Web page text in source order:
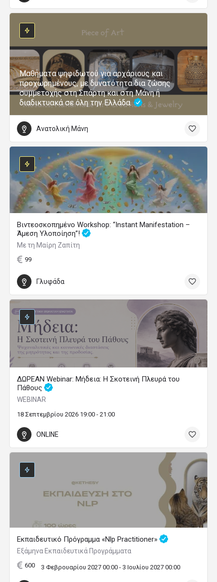
Μαθήματα ψηφιδωτού για αρχάριους και
προχωρημένους, με δυνατότητα δια ζώσης
συμμετοχής στη Σπάρτη και στη Μάνη ή
διαδικτυακά σε όλη την Ελλάδα.
Ανατολική Μάνη
Βιντεοσκοπημένο Workshop: “Instant Manifestation –
Άμεση Υλοποίηση”!
Με τη Μαίρη Ζαπίτη
99
Γλυφάδα
ΔΩΡΕΑΝ Webinar: Μήδεια: Η Σκοτεινή Πλευρά του
Πάθους
WEBINAR
18 Σεπτεμβρίου 2026 19:00 - 21:00
ONLINE
Εκπαιδευτικό Πρόγραμμα «Nlp Practitioner»
Εξάμηνα Εκπαιδευτικά Προγράμματα
600 3 Φεβρουαρίου 2027 00:00 - 3 Ιουλίου 2027 00:00